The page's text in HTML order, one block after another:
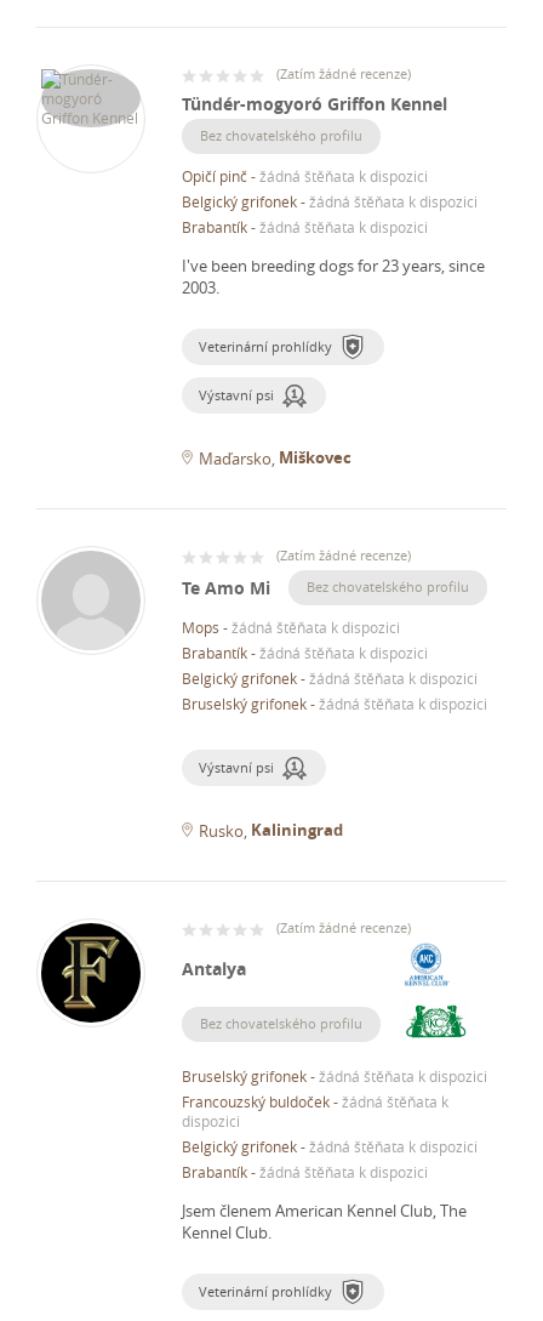
(Zatím žádné recenze)
Tündér-mogyoró Griffon Kennel
Bez chovatelského profilu
Opičí pinč-žádná štěňata k dispozici
Belgický grifonek-žádná štěňata k dispozici
Brabantík-žádná štěňata k dispozici
I've been breeding dogs for 23 years, since
2003.
Veterinární prohlídky
Výstavní psi
Maďarsko Miškovec
(Zatím žádné recenze)
Te Amo Mi Bez chovatelského profilu
Mops -žádná štěňata k dispozici
Brabantík-žádná štěňata k dispozici
Belgický grifonek-žádná štěňata k dispozici
Bruselský grifonek-žádná štěňata k dispozici
Výstavní psi
Rusko Kaliningrad
(Zatím žádné recenze)
Antalya
Bez chovatelského profilu
Bruselský grifonek-žádná štěňata k dispozici
Francouzský buldoček-žádná štěňata k
dispozici
Belgický grifonek-žádná štěňata k dispozici
Brabantík-žádná štěňata k dispozici
Jsem členem American Kennel Club, The
Kennel Club.
Veterinární prohlídky